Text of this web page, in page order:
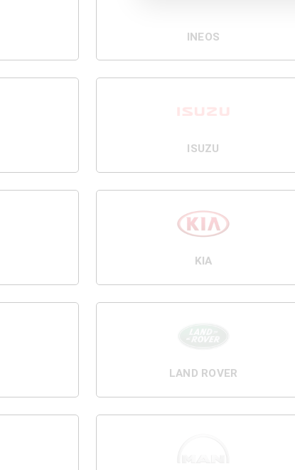
INEOS
ISUZU
KIA
LAND ROVER